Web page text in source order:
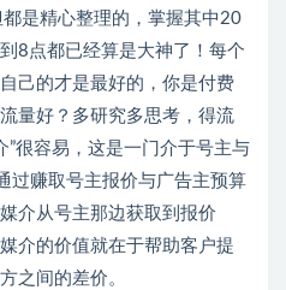
是精心整理的，掌握其中20
8点都已经算是大神了！每个
己的才是最好的，你是付费
量好？多研究多思考，得流
”很容易，这是一门介于号主与
过赚取号主报价与广告主预算
介从号主那边获取到报价
介的价值就在于帮助客户提
之间的差价。